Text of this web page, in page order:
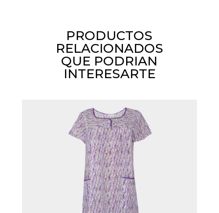
PRODUCTOS
RELACIONADOS
QUE PODRIAN
INTERESARTE